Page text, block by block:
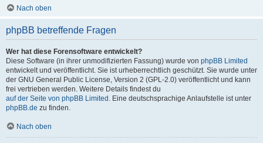
Nach oben
phpBB betreffende Fragen
Wer hat diese Forensoftware entwickelt?
Diese Software (in ihrer unmodifizierten Fassung) wurde von phpBB Limited
entwickelt und veröffentlicht. Sie ist urheberrechtlich geschützt. Sie wurde unter
der GNU General Public License, Version 2 (GPL-2.0) veröffentlicht und kann
frei vertrieben werden. Weitere Details findest du
auf der Seite von phpBB Limited . Eine deutschsprachige Anlaufstelle ist unter
phpBB.de zu finden.
Nach oben